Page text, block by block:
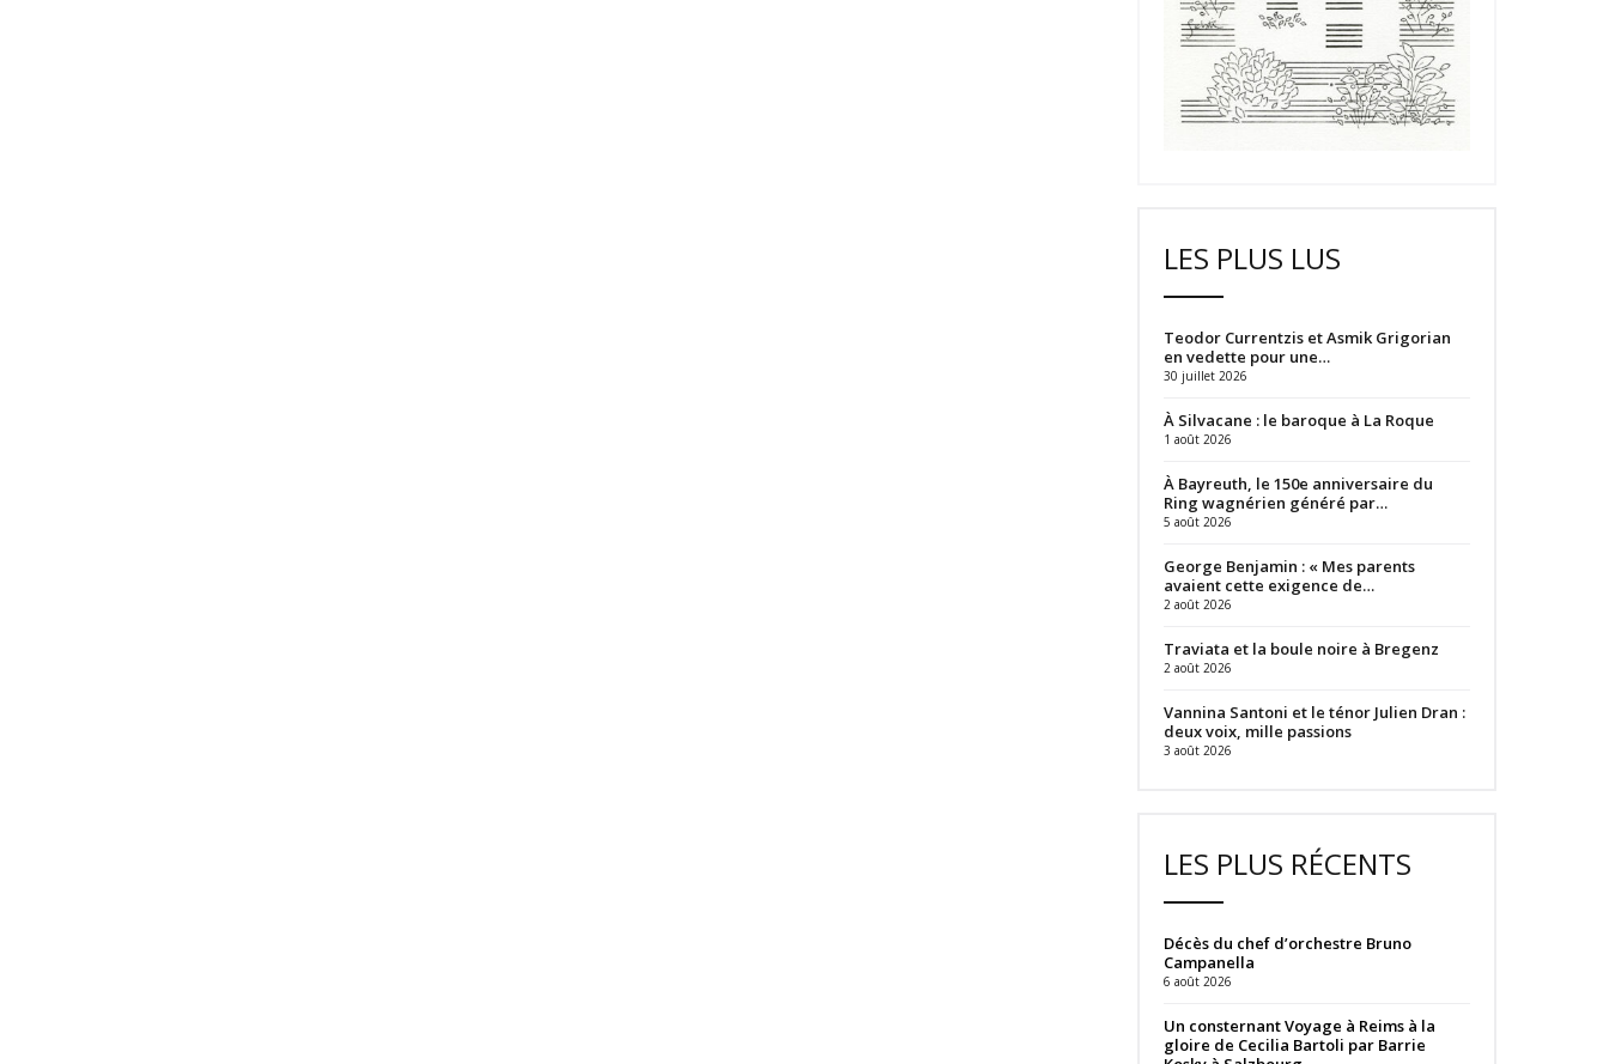
LES PLUS LUS
Teodor Currentzis et Asmik Grigorian
en vedette pour une…
30 juillet 2026
À Silvacane : le baroque à La Roque
1 août 2026
À Bayreuth, le 150e anniversaire du
Ring wagnérien généré par…
5 août 2026
George Benjamin : « Mes parents
avaient cette exigence de…
2 août 2026
Traviata et la boule noire à Bregenz
2 août 2026
Vannina Santoni et le ténor Julien Dran :
deux voix, mille passions
3 août 2026
LES PLUS RÉCENTS
Décès du chef d’orchestre Bruno
Campanella
6 août 2026
Un consternant Voyage à Reims à la
gloire de Cecilia Bartoli par Barrie